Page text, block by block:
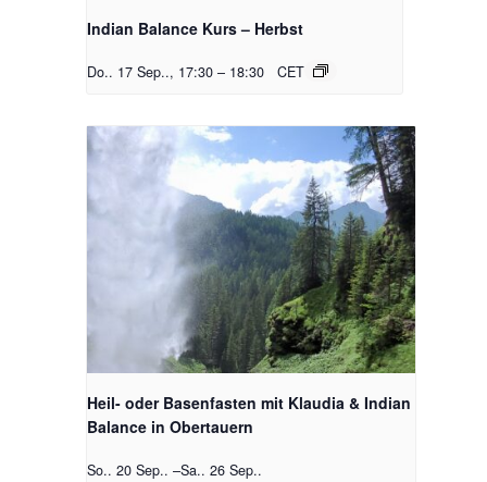
Indian Balance Kurs – Herbst
Do.. 17 Sep.., 17:30 – 18:30 CET
Heil- oder Basenfasten mit Klaudia & Indian
Balance in Obertauern
So.. 20 Sep.. –Sa.. 26 Sep..